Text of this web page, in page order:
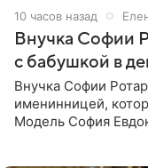
10 часов назад
Внучка Софии
с бабушкой в
Внучка Софии
именинницей,
Модель София